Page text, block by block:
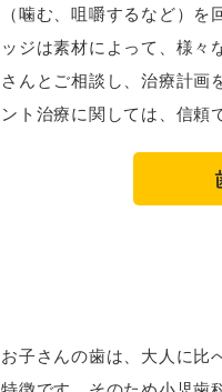
（噛む、咀嚼するなど）
ッジは素材によって、様々
さんとご相談し、治療計画
ント治療に関しては、信頼
お子さんの歯は、大人に比